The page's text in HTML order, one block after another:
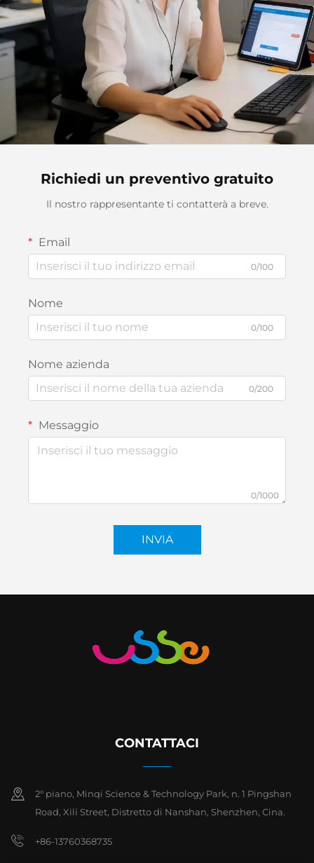
Richiedi un preventivo gratuito
Il nostro rappresentante ti contatterà a breve.
Email
0/100
Nome
0/100
Nome azienda
0/200
Messaggio
0/1000
INVIA
CONTATTACI
2° piano, Minqi Science & Technology Park, n. 1 Pingshan
Road, Xili Street, Distretto di Nanshan, Shenzhen, Cina.
+86-13760368735